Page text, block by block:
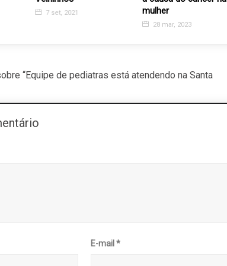
7 set, 2021
mulher
28 mar, 2023
“Equipe de pediatras está atendendo na Santa
E-mail*